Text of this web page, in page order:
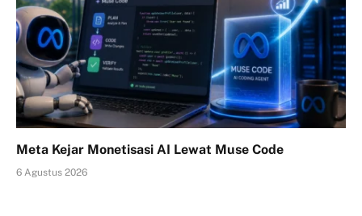
Meta Kejar Monetisasi AI Lewat Muse Code
6 Agustus 2026